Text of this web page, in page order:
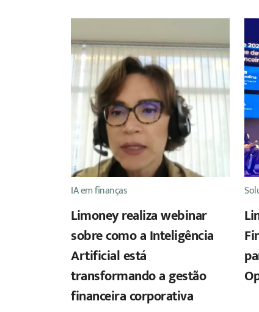
IA em finanças
Limoney realiza webinar
sobre como a Inteligência
Artificial está
transformando a gestão
financeira corporativa